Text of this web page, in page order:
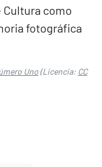
Cultura como
fotográfica
Uno(Licencia: CC